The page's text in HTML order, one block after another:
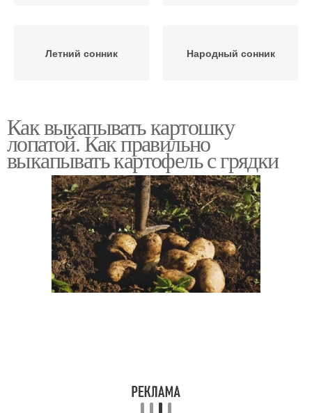
Летний сонник Народный сонник
Как выкапывать картошку
лопатой. Как правильно
выкапывать картофель с грядки